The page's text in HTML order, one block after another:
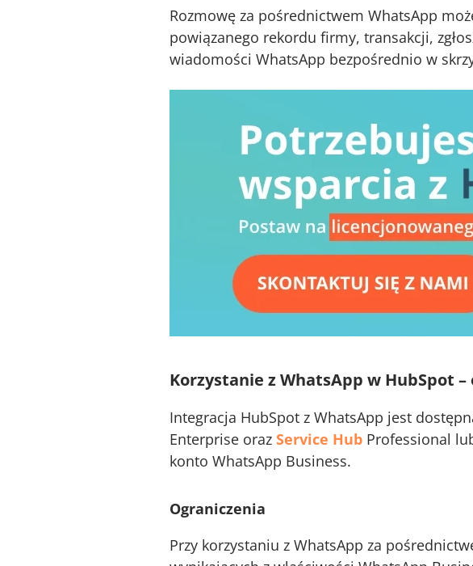
Rozmowę za pośrednictwem WhatsApp
powiązanego rekordu firmy, transakcji,
wiadomości WhatsApp bezpośrednio w
Korzystanie z WhatsApp w HubSpot
Integracja HubSpot z WhatsApp jest
Enterprise oraz Service Hub Professional
konto WhatsApp Business.
Ograniczenia
Przy korzystaniu z WhatsApp za